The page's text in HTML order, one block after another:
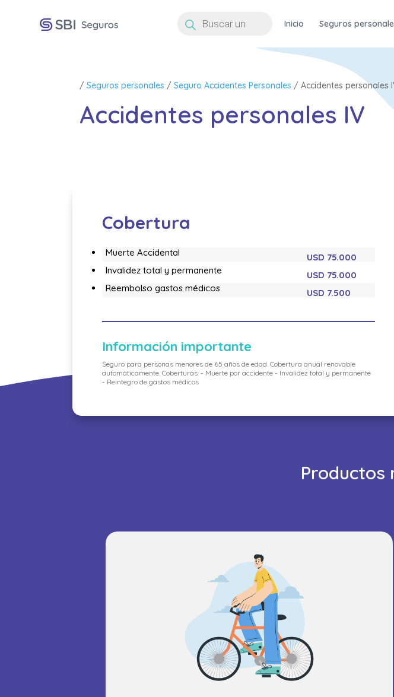
de
productos
Inicio Seguros
/Seguros personales /Seguro Accidentes Personales / Accidentes personales
Accidentes personales IV
Cobertura
Muerte Accidental
USD 75.000
Invalidez total y permanente
USD 75.000
Reembolso gastos médicos
USD 7.500
Información importante
Seguro para personas menores de 65 años de edad. Cobertura anual renovable
automáticamente. Coberturas: - Muerte por accidente - Invalidez total y permanente
- Reintegro de gastos médicos
Productos